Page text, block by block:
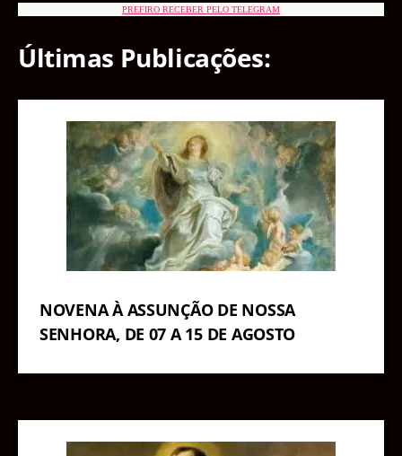
PREFIRO RECEBER PELO TELEGRAM
Últimas Publicações:
NOVENA À ASSUNÇÃO DE NOSSA
SENHORA, DE 07 A 15 DE AGOSTO